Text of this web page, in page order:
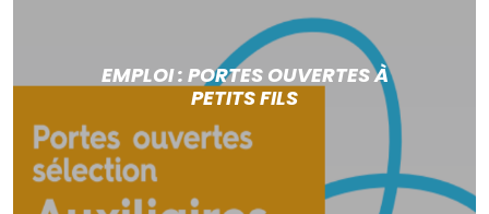
EMPLOI : PORTES OUVERTES À
PETITS FILS